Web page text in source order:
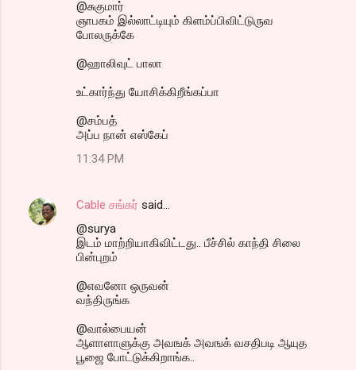
@சுகுமார்
ஞாபகம் இல்லாட்டியும் கிளம்ப்பிவிட்டுருவ
போலருக்கே
@ஹாலிவுட் பாலா
உட்கார்ந்து யோசிக்கிறீங்கப்பா
@சம்பத்
அப்ப நான் எஸ்கேப்
11:34 PM
Cable சங்கர் said…
@surya
இடம் மாற்றியாகிவிட்டது.. பீச்சில் காந்தி சிலை
பின்புறம்
@எவனோ ஒருவன்
வந்திருங்க
@வால்பையன்
ஆளாளாளுக்கு அவஙக் அவஙக் வசதிபடி ஆயுத
பூஜை போட்டுக்கிறாங்க..